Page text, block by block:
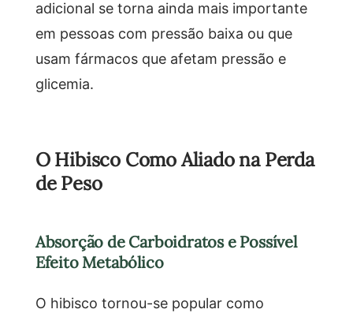
adicional se torna ainda mais importante
em pessoas com pressão baixa ou que
usam fármacos que afetam pressão e
glicemia.
O Hibisco Como Aliado na Perda
de Peso
Absorção de Carboidratos e Possível
Efeito Metabólico
O hibisco tornou-se popular como